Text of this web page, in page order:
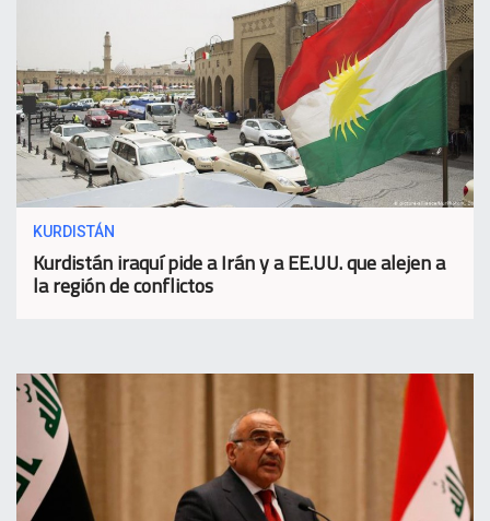
KURDISTÁN
Kurdistán iraquí pide a Irán y a EE.UU. que alejen a
la región de conflictos